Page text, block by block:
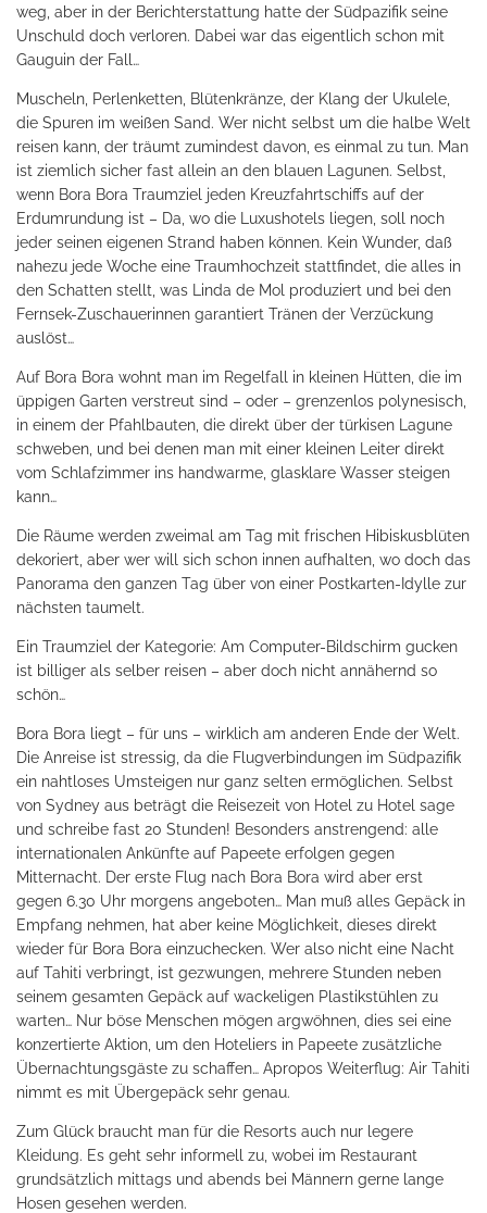
weg, aber in der Berichterstattung hatte der Südpazifik seine
Unschuld doch verloren. Dabei war das eigentlich schon mit
Gauguin der Fall…
Muscheln, Perlenketten, Blütenkränze, der Klang der Ukulele,
die Spuren im weißen Sand. Wer nicht selbst um die halbe Welt
reisen kann, der träumt zumindest davon, es einmal zu tun. Man
ist ziemlich sicher fast allein an den blauen Lagunen. Selbst,
wenn Bora Bora Traumziel jeden Kreuzfahrtschiffs auf der
Erdumrundung ist – Da, wo die Luxushotels liegen, soll noch
jeder seinen eigenen Strand haben können. Kein Wunder, daß
nahezu jede Woche eine Traumhochzeit stattfindet, die alles in
den Schatten stellt, was Linda de Mol produziert und bei den
Fernsek-Zuschauerinnen garantiert Tränen der Verzückung
auslöst…
Auf Bora Bora wohnt man im Regelfall in kleinen Hütten, die im
üppigen Garten verstreut sind – oder – grenzenlos polynesisch,
in einem der Pfahlbauten, die direkt über der türkisen Lagune
schweben, und bei denen man mit einer kleinen Leiter direkt
vom Schlafzimmer ins handwarme, glasklare Wasser steigen
kann…
Die Räume werden zweimal am Tag mit frischen Hibiskusblüten
dekoriert, aber wer will sich schon innen aufhalten, wo doch das
Panorama den ganzen Tag über von einer Postkarten-Idylle zur
nächsten taumelt.
Ein Traumziel der Kategorie: Am Computer-Bildschirm gucken
ist billiger als selber reisen – aber doch nicht annähernd so
schön…
Bora Bora liegt – für uns – wirklich am anderen Ende der Welt.
Die Anreise ist stressig, da die Flugverbindungen im Südpazifik
ein nahtloses Umsteigen nur ganz selten ermöglichen. Selbst
von Sydney aus beträgt die Reisezeit von Hotel zu Hotel sage
und schreibe fast 20 Stunden! Besonders anstrengend: alle
internationalen Ankünfte auf Papeete erfolgen gegen
Mitternacht. Der erste Flug nach Bora Bora wird aber erst
gegen 6.30 Uhr morgens angeboten… Man muß alles Gepäck in
Empfang nehmen, hat aber keine Möglichkeit, dieses direkt
wieder für Bora Bora einzuchecken. Wer also nicht eine Nacht
auf Tahiti verbringt, ist gezwungen, mehrere Stunden neben
seinem gesamten Gepäck auf wackeligen Plastikstühlen zu
warten… Nur böse Menschen mögen argwöhnen, dies sei eine
konzertierte Aktion, um den Hoteliers in Papeete zusätzliche
Übernachtungsgäste zu schaffen… Apropos Weiterflug: Air Tahiti
nimmt es mit Übergepäck sehr genau.
Zum Glück braucht man für die Resorts auch nur legere
Kleidung. Es geht sehr informell zu, wobei im Restaurant
grundsätzlich mittags und abends bei Männern gerne lange
Hosen gesehen werden.